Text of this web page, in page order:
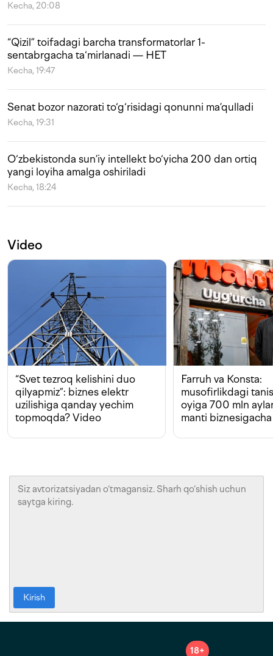
Kecha, 20:08
“Qizil” toifadagi barcha transformatorlar 1-
sentabrgacha ta‘mirlanadi — HET
Kecha, 19:47
Senat bozor nazorati to‘g‘risidagi qonunni ma’qulladi
Kecha, 19:31
O‘zbekistonda sun’iy intellekt bo‘yicha 200 dan ortiq
yangi loyiha amalga oshiriladi
Kecha, 18:24
Video
“Svet tezroq kelishini duo
qilyapmiz”: biznes elektr
uzilishiga qanday yechim
topmoqda? Video
Farruh va Konsta:
musofirlikdagi
oyiga 700 mln
manti biznesigacha
Kirish
18+